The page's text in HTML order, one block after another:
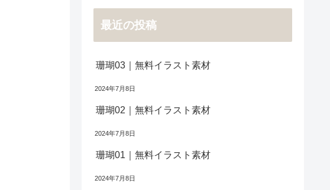
最近の投稿
珊瑚03｜無料イラスト素材
2024年7月8日
珊瑚02｜無料イラスト素材
2024年7月8日
珊瑚01｜無料イラスト素材
2024年7月8日